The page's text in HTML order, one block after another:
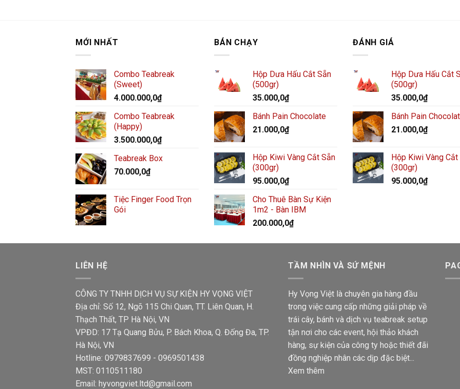
MỚI NHẤT
Combo Teabreak
(Sweet)
4.000.000,0₫
Combo Teabreak
(Happy)
3.500.000,0₫
Teabreak Box
70.000,0₫
Tiệc Finger Food Trọn
Gói
BÁN CHẠY
Hộp Dưa Hấu Cắt Sẵn
(500gr)
35.000,0₫
Bánh Pain Chocolate
21.000,0₫
Hộp Kiwi Vàng Cắt Sẵn
(300gr)
95.000,0₫
Cho Thuê Bàn Sự Kiện
1m2 - Bàn IBM
200.000,0₫
ĐÁNH GIÁ
Hộp Dưa Hấu Cắt
(500gr)
35.000,0₫
Bánh Pain
21.000,0₫
Hộp Kiwi Vàng Cắt
(300gr)
95.000,0₫
LIÊN HỆ
CÔNG TY TNHH DỊCH VỤ SỰ KIỆN HY VỌNG VIỆT
Địa chỉ: Số 12, Ngõ 115 Chi Quan, TT. Liên Quan, H.
Thạch Thất, TP Hà Nội, VN
VPĐD: 17 Tạ Quang Bửu, P. Bách Khoa, Q. Đống Đa, TP.
Hà Nội, VN
Hotline: 0979837699 - 0969501438
MST: 0110511180
Email: hyvongviet.ltd@gmail.com
TẦM NHÌN VÀ SỨ MỆNH
Hy Vọng Việt là chuyên gia hàng đầu
trong việc cung cấp những giải pháp về
trái cây, bánh và dịch vụ teabreak setup
tận nơi cho các event, hội thảo khách
hàng, sự kiện của công ty hoặc thiết đãi
đồng nghiệp nhân các dịp đặc biệt...
Xem thêm